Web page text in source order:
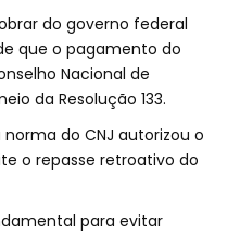
do governo federal
que o pagamento do
Nacional de
da Resolução 133.
do CNJ autorizou o
o repasse retroativo do
para evitar